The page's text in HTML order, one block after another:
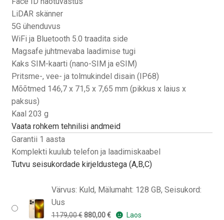
LiDAR skänner
5G ühenduvus
WiFi ja Bluetooth 5.0 traadita side
Magsafe juhtmevaba laadimise tugi
Kaks SIM-kaarti (nano-SIM ja eSIM)
Pritsme-, vee- ja tolmukindel disain (IP68)
Mõõtmed 146,7 x 71,5 x 7,65 mm (pikkus x laius x
paksus)
Kaal 203 g
Vaata rohkem tehnilisi andmeid
Garantii 1 aasta
Komplekti kuulub telefon ja laadimiskaabel
Tutvu seisukordade kirjeldustega (A,B,C)
Värvus: Kuld, Mälumaht: 128 GB, Seisukord:
Uus
1179,00€ Algne
880,00€Praegune
Laos